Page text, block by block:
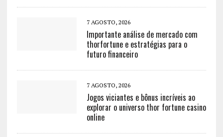
7 AGOSTO, 2026
Importante análise de mercado com
thorfortune e estratégias para o
futuro financeiro
7 AGOSTO, 2026
Jogos viciantes e bônus incríveis ao
explorar o universo thor fortune casino
online